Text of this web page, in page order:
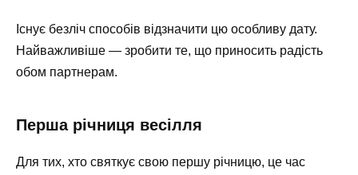
Існує безліч способів відзначити цю особливу дату.
Найважливіше — зробити те, що приносить радість
обом партнерам.
Перша річниця весілля ️
Для тих, хто святкує свою першу річницю, це час